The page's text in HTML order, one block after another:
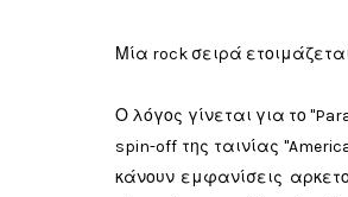
Μία rock σειρά
Ο λόγος γίνεται για το
spin-off της ταινίας
κάνουν εμφανίσεις